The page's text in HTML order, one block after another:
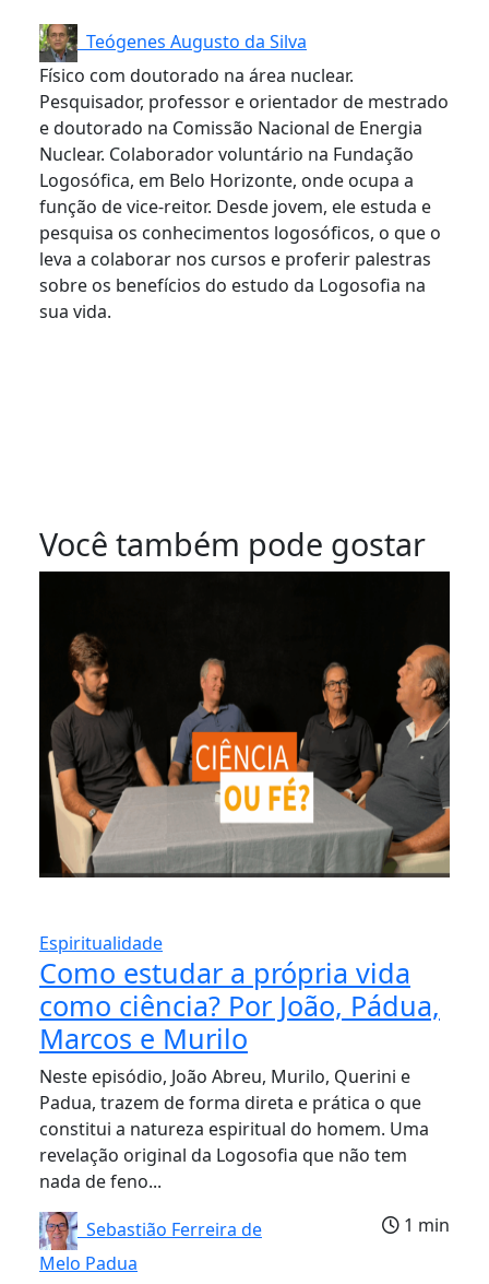
Teógenes Augusto da Silva
Físico com doutorado na área nuclear.
Pesquisador, professor e orientador de mestrado
e doutorado na Comissão Nacional de Energia
Nuclear. Colaborador voluntário na Fundação
Logosófica, em Belo Horizonte, onde ocupa a
função de vice-reitor. Desde jovem, ele estuda e
pesquisa os conhecimentos logosóficos, o que o
leva a colaborar nos cursos e proferir palestras
sobre os benefícios do estudo da Logosofia na
sua vida.
Você também pode gostar
Espiritualidade
Como estudar a própria vida
como ciência? Por João, Pádua,
Marcos e Murilo
Neste episódio, João Abreu, Murilo, Querini e
Padua, trazem de forma direta e prática o que
constitui a natureza espiritual do homem. Uma
revelação original da Logosofia que não tem
nada de feno...
Sebastião Ferreira de
Melo Padua
1 min